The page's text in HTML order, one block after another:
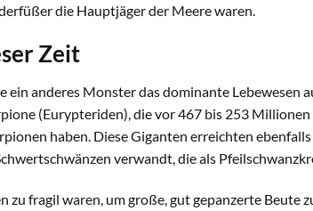
die Hauptjäger der Meere waren.
Zeit
anderes Monster das dominante Lebewesen
(Eurypteriden), die vor 467 bis 253
haben. Diese Giganten erreichten
verwandt, die als
zu fragil waren, um große, gut gepanzerte Beute